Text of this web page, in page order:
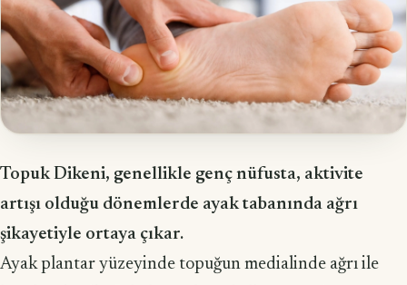
Topuk Dikeni, genellikle genç nüfusta, aktivite
artışı olduğu dönemlerde ayak tabanında ağrı
şikayetiyle ortaya çıkar.
Ayak plantar yüzeyinde topuğun medialinde ağrı ile